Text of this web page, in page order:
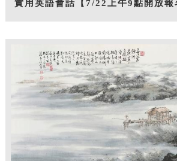
實用英語會話【7/22上午9點開放報